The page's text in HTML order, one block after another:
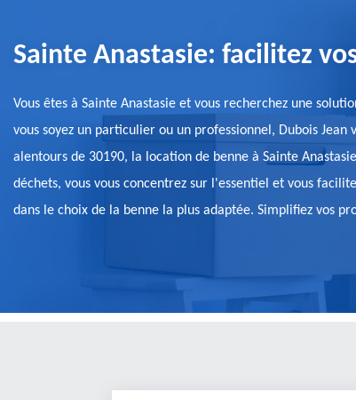
Sainte Anastasie: facilitez
Vous êtes à Sainte Anastasie et vous recherchez une
vous soyez un particulier ou un professionnel, Dubois
alentours de 30190, la location de benne à Sainte
déchets, vous vous concentrez sur l'essentiel et vous
dans le choix de la benne la plus adaptée. Simplifiez vos